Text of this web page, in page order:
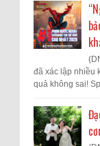
đã xác lập nhiều
quả không sai!